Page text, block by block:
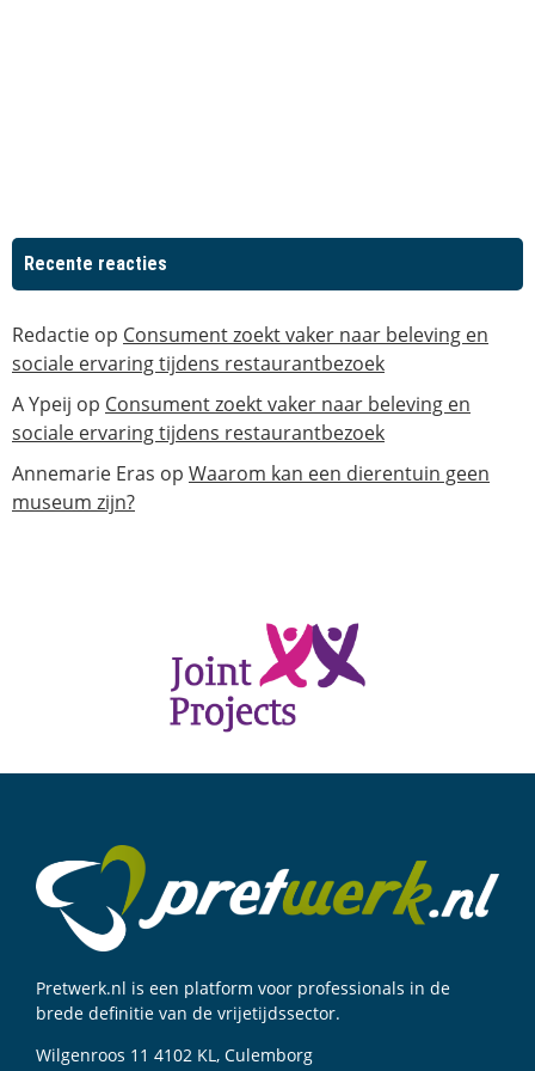
Recente reacties
Redactie op Consument zoekt vaker naar beleving en
sociale ervaring tijdens restaurantbezoek
A Ypeij op Consument zoekt vaker naar beleving en
sociale ervaring tijdens restaurantbezoek
Annemarie Eras op Waarom kan een dierentuin geen
museum zijn?
Pretwerk.nl is een platform voor professionals in de
brede definitie van de vrijetijdssector.
Wilgenroos 11 4102 KL, Culemborg